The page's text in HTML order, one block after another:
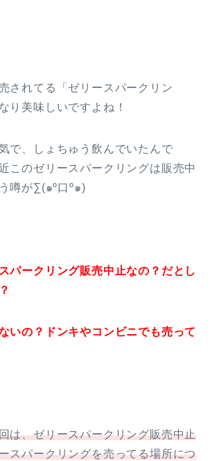
されてる「ゼリースパークリン
り美味しいですよね！
で、しょちゅう飲んでいたんで
このゼリースパークリングは販売中
噂が∑(๑º口º๑)
パークリング販売中止なの？だとし
いの？ドンキやコンビニでも売って
は、ゼリースパークリング販売中止
スパークリングを売ってる場所につ